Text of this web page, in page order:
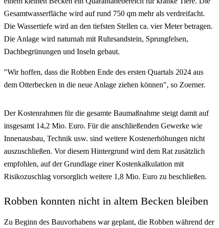
Gesamtwasserfläche wird auf rund 750 qm mehr als verdreifacht.
Die Wassertiefe wird an den tiefsten Stellen ca. vier Meter betragen.
Die Anlage wird naturnah mit Ruhrsandstein, Sprungfelsen,
Dachbegrünungen und Inseln gebaut.
"Wir hoffen, dass die Robben Ende des ersten Quartals 2024 aus
dem Otterbecken in die neue Anlage ziehen können", so Zoerner.
Der Kostenrahmen für die gesamte Baumaßnahme steigt damit auf
insgesamt 14,2 Mio. Euro. Für die anschließenden Gewerke wie
Innenausbau, Technik usw. sind weitere Kostenerhöhungen nicht
auszuschließen. Vor diesem Hintergrund wird dem Rat zusätzlich
empfohlen, auf der Grundlage einer Kostenkalkulation mit
Risikozuschlag vorsorglich weitere 1,8 Mio. Euro zu beschließen.
Robben konnten nicht in altem Becken bleiben
Zu Beginn des Bauvorhabens war geplant, die Robben während der